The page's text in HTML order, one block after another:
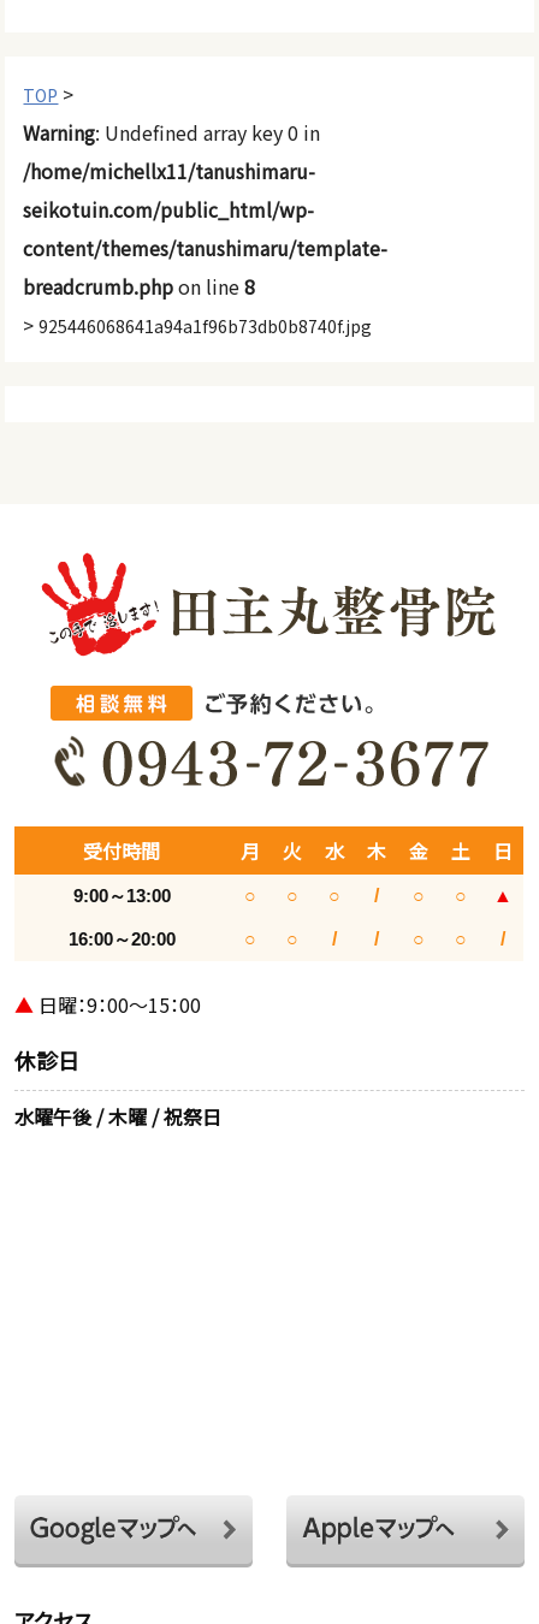
TOP >
Warning: Undefined array key 0 in
/home/michellx11/tanushimaru-
seikotuin.com/public_html/wp-
content/themes/tanushimaru/template-
breadcrumb.phpon line8
>925446068641a94a1f96b73db0b8740f.jpg
受付時間 月 火 水 木 金 土 日
9:00～13:00 ○ ○ ○ / ○ ○ ▲
16:00～20:00 ○ ○ / / ○ ○ /
▲ 日曜：9：00～15：00
休診日
水曜午後 / 木曜 / 祝祭日